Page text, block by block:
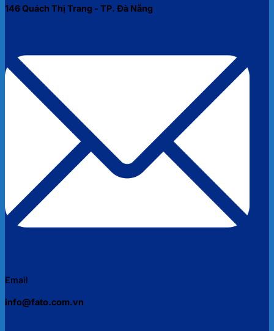
146 Quách Thị Trang - TP. Đà Nẵng
Email
info@fato.com.vn